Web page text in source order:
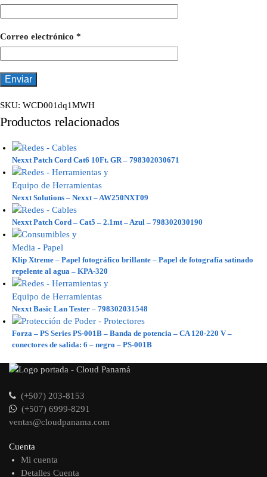
Correo electrónico *
SKU: WCD001dq1MWH
Productos relacionados
Nexxt Patch Cord Cat6 10Ft. GR – 798302030671
Nexxt Solutions – Nexxt – AW250NXT09
Nexxt Patch Cord – Cat5 – 2.1mt – Azul – 798302030190
Klip Xtreme – Papel fotográfico brillante – Papel de fotografía satinado
repelente al agua – KPA-320
Nexxt Basic Lan Tester – 798302031548
Forza – PS Series PS-001B – Banda de potencia – CA 120-220 V –
conectores de salida: 6 – negro – PS-001B
(+507) 203-8153
(+507) 6999-8291
ventas@cloudpanama.com
Cuenta
Mi cuenta
Detalles Cuenta